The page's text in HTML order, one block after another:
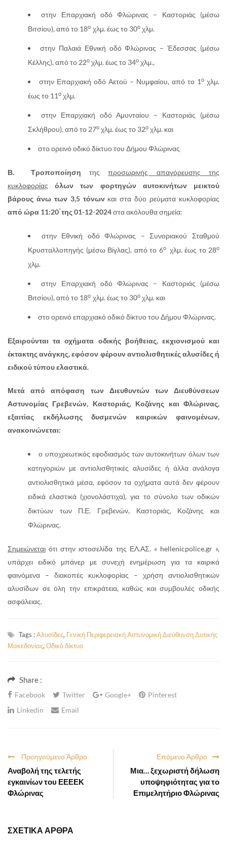
στην Επαρχιακή οδό Φλώρινας – Καστοριάς (μέσω
Βιτσίου), από το 18ο χλμ. έως το 30ο χλμ.
στην Παλαιά Εθνική οδό Φλώρινας – Έδεσσας (μέσω
Κέλλης), από το 22ο χλμ. έως το 34ο χλμ.,
στην Επαρχιακή οδό Αετού – Νυμφαίου, από το 1ο χλμ.
έως το 11ο χλμ.
στην Επαρχιακή οδό Αμυνταίου – Καστοριάς (μέσω
Σκλήθρου), από το 27ο χλμ. έως το 32ο χλμ. και
στο ορεινό οδικό δίκτυο του Δήμου Φλώρινας
Β. Τροποποίηση τηςπροσωρινής απαγόρευσης της
κυκλοφορίας
όλων των
φορτηγών αυτοκινήτων μεικτού
βάρους άνω των 3,5 τόνων και στα δύο ρεύματα κυκλοφορίας
από ώρα 11:20΄της 01-12-2024στα ακόλουθα σημεία:
στην Εθνική οδό Φλώρινας – Συνοριακού Σταθμού
Κρυσταλλοπηγής (μέσω Βίγλας), από το 6ο χλμ. έως το 28ο
χλμ.
στην Επαρχιακή οδό Φλώρινας – Καστοριάς (μέσω
Βιτσίου), από το 18ο χλμ. έως το 30ο χλμ. και
στο ορεινό επαρχιακό οδικό δίκτυο του Δήμου Φλώρινας.
Εξαιρούνται τα οχήματα οδικής βοήθειας, εκχιονισμού και
έκτακτης ανάγκης, εφόσον φέρουν αντιολισθητικές αλυσίδες ή
ειδικού τύπου ελαστικά.
Μετά από απόφαση των Διευθυντών των Διευθύνσεων
Αστυνομίας Γρεβενών, Καστοριάς, Κοζάνης και Φλώρινας,
εξαιτίας εκδήλωσης δυσμενών καιρικών φαινομένων,
ανακοινώνεται:
ο υποχρεωτικός εφοδιασμός των αυτοκινήτων όλων των
κατηγοριών με αντιολισθητικές αλυσίδες ή άλλα ανάλογα
αντιολισθητικά μέσα, εφόσον τα οχήματα αυτά δεν φέρουν
ειδικά ελαστικά (χιονολάστιχα), για το σύνολο των οδικών
δικτύων των Π.Ε. Γρεβενών, Καστοριάς, Κοζάνης και
Φλώρινας.
Σημειώνεται ότι στην ιστοσελίδα της ΕΛ.ΑΣ. « hellenicpolice.gr »,
υπάρχει ειδικό μπάνερ με συνεχή ενημέρωση για τα καιρικά
φαινόμενα – διακοπές κυκλοφορίας – χρήση αντιολισθητικών
αλυσίδων σε όλη την επικράτεια, καθώς και συμβουλές οδικής
ασφάλειας.
Tags :Αλυσίδες, Γενική Περιφερειακή Αστυνομική Διεύθυνση Δυτικής
Μακεδονίας, Οδικό δίκτυο
Share :
Facebook Twitter Google+
Pinterest
Linkedin
Email
Επόμενο Άρθρο
Μια… ξεχωριστή δήλωση
υποψηφιότητας για το
Επιμελητήριο Φλώρινας
Προηγούμενο Άρθρο
Αναβολή της τελετής
εγκαινίων του ΕΕΕΕΚ
Φλώρινας
ΣΧΕΤΙΚΑ ΑΡΘΡΑ